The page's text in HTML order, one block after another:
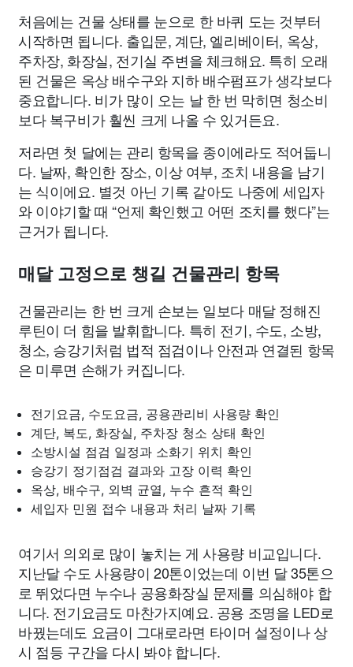
처음에는 건물 상태를 눈으로 한 바퀴 도는 것부터
시작하면 됩니다. 출입문, 계단, 엘리베이터, 옥상,
주차장, 화장실, 전기실 주변을 체크해요. 특히 오래
된 건물은 옥상 배수구와 지하 배수펌프가 생각보다
중요합니다. 비가 많이 오는 날 한 번 막히면 청소비
보다 복구비가 훨씬 크게 나올 수 있거든요.
저라면 첫 달에는 관리 항목을 종이에라도 적어둡니
다. 날짜, 확인한 장소, 이상 여부, 조치 내용을 남기
는 식이에요. 별것 아닌 기록 같아도 나중에 세입자
와 이야기할 때 “언제 확인했고 어떤 조치를 했다”는
근거가 됩니다.
매달 고정으로 챙길 건물관리 항목
건물관리는 한 번 크게 손보는 일보다 매달 정해진
루틴이 더 힘을 발휘합니다. 특히 전기, 수도, 소방,
청소, 승강기처럼 법적 점검이나 안전과 연결된 항목
은 미루면 손해가 커집니다.
전기요금, 수도요금, 공용관리비 사용량 확인
계단, 복도, 화장실, 주차장 청소 상태 확인
소방시설 점검 일정과 소화기 위치 확인
승강기 정기점검 결과와 고장 이력 확인
옥상, 배수구, 외벽 균열, 누수 흔적 확인
세입자 민원 접수 내용과 처리 날짜 기록
여기서 의외로 많이 놓치는 게 사용량 비교입니다.
지난달 수도 사용량이 20톤이었는데 이번 달 35톤으
로 뛰었다면 누수나 공용화장실 문제를 의심해야 합
니다. 전기요금도 마찬가지예요. 공용 조명을 LED로
바꿨는데도 요금이 그대로라면 타이머 설정이나 상
시 점등 구간을 다시 봐야 합니다.